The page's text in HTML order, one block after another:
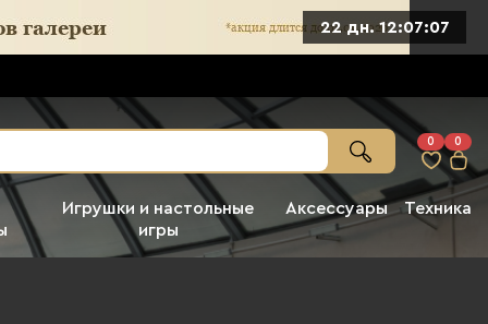
22 дн. 12:07:05
0 0
Игрушки и настольные
игры
Аксессуары Техника